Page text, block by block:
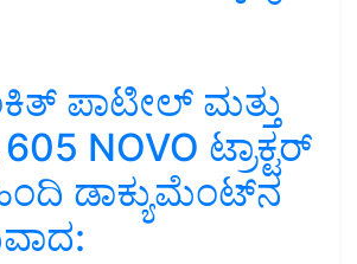
ಪಾಟೀಲ್ ಮತ್ತು
NOVO ಟ್ರಾಕ್ಟರ್
ಡಾಕ್ಯುಮೆಂಟ್‌ನ